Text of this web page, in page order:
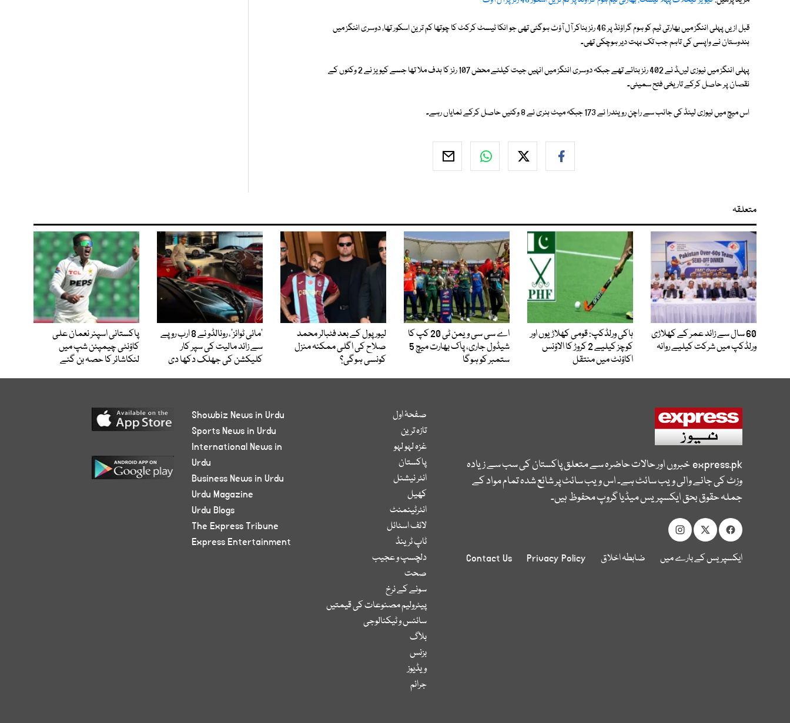
قبل ازیں پہلی اننگز میں بھارتی ٹیم کو ہوم گراؤنڈ پر 46 رنز بناکر آل آؤٹ ہوگئی تھی جو انکا ٹیسٹ کرکٹ کا چوتھا کم ترین اسکور تھا، دوسری اننگز میں
ہندوستان نے واپسی کی تاہم جب تک بہت دیر ہوچکی تھی۔
پہلی اننگز میں نیوزی لیںڈ نے 402 رنز بنائے تھے جبکہ دوسری اننگز میں انہیں جیت کیلئے محض 107 رنز کا ہدف ملا تھا جسے کیویز نے 2 وکٹوں کے
نقصان پر حاصل کرکے تاریخی فتح سمیٹی۔
اس میچ میں نیوزی لینڈ کی جانب سے راچن رویندرا نے 173 جبکہ میٹ ہنری نے 8 وکٹیں حاصل کرکے نمایاں رہے۔
متعلقہ
60 سال سے زائد عمر کے کھلاڑی
ورلڈکپ میں شرکت کیلیے روانہ
ہاکی ورلڈکپ: قومی کھلاڑیوں اور
کوچز کیلیے 2 کروڑ کا الاؤنس
اکاؤنٹ میں منتقل
اے سی سی ویمن ٹی 20 کپ کا
شیڈول جاری، پاک بھارت میچ 5
ستمبر کو ہوگا
لیور پول کے بعد فٹبالر محمد
صلاح کی اگلی ممکنہ منزل
کونسی ہوگی؟
’مائی ٹوائز‘، رونالڈو نے 8 ارب روپے
سے زائد مالیت کی سپر کار
کلیکشن کی جھلک دکھا دی
پاکستانی اسپنر نعمان علی
کاؤنٹی چیمپئن شپ میں
لنکاشائر کا حصہ بن گئے
express.pkخبروں اور حالات حاضرہ سے متعلق پاکستان کی سب سے زیادہ
وزٹ کی جانے والی ویب سائٹ ہے۔ اس ویب سائٹ پر شائع شدہ تمام مواد کے
جملہ حقوق بحق ایکسپریس میڈیا گروپ محفوظ ہیں۔
ایکسپریس کے بارے میں ضابطہ اخلاق Privacy Policy
Contact Us
صفحۂ اول
تازہ ترین
غزہ لہو لہو
پاکستان
انٹر نیشنل
کھیل
انٹرٹینمنٹ
لائف اسٹائل
ٹاپ ٹرینڈ
دلچسپ و عجیب
صحت
سونے کے نرخ
پیٹرولیم مصنوعات کی قیمتیں
سائنس و ٹیکنالوجی
بلاگ
بزنس
ویڈیوز
جرائم
Showbiz News in Urdu
Sports News in Urdu
International News in
Urdu
Business News in Urdu
Urdu Magazine
Urdu Blogs
The Express Tribune
Express Entertainment